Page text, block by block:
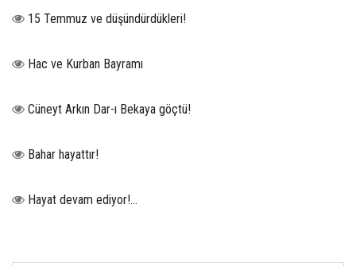
15 Temmuz ve düşündürdükleri!
Hac ve Kurban Bayramı
Cüneyt Arkın Dar-ı Bekaya göçtü!
Bahar hayattır!
Hayat devam ediyor!...